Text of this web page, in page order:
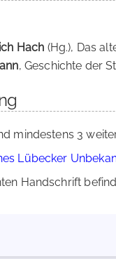
Hach (Hg.), Das
, Geschichte der
mindestens 3
Lübecker
Handschrift